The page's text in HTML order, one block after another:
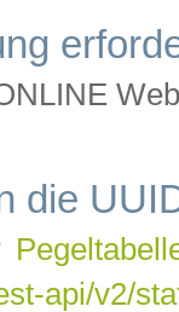
die
api/v2/